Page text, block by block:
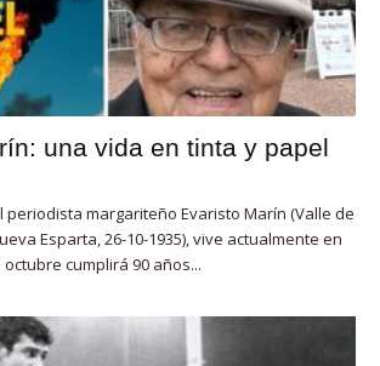
una vida en tinta y papel
periodista margariteño Evaristo Marín (Valle de
Esparta, 26-10-1935), vive actualmente en
cumplirá 90 años...